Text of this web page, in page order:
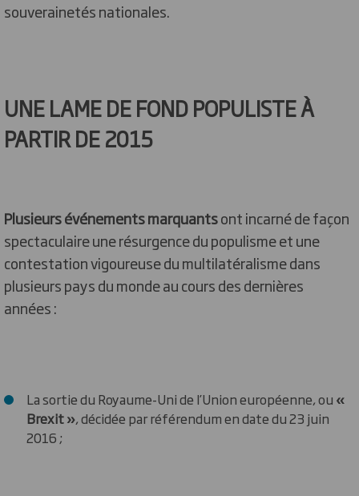
souverainetés nationales.
UNE LAME DE FOND POPULISTE À
PARTIR DE 2015
Plusieurs événements marquantsont incarné de façon
spectaculaire une résurgence du populisme et une
contestation vigoureuse du multilatéralisme dans
plusieurs pays du monde au cours des dernières
années :
La sortie du Royaume-Uni de l’Union européenne, ou «
Brexit », décidée par référendum en date du 23 juin
2016 ;